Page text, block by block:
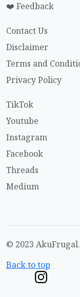
❤️ Feedback
Contact Us
Disclaimer
Terms and
Privacy Policy
TikTok
Youtube
Instagram
Facebook
Threads
Medium
© 2023
Back to top